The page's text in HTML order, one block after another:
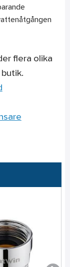
flera olika